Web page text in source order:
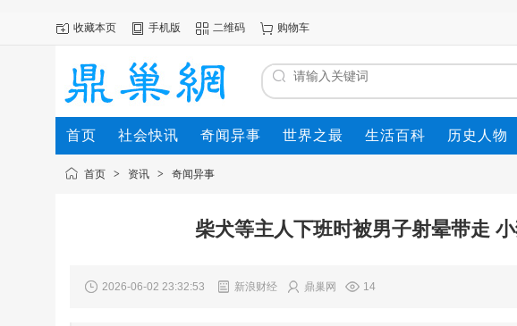
收藏本页 手机版 二维码 购物车
首页 社会快讯 奇闻异事 世界之最 生活百科 历史人物
首页 > 资讯 > 奇闻异事
柴犬等主人下班时被男子射晕带走
2026-06-02 23:32:53 新浪财经 鼎巢网 14